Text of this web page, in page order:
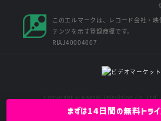
まずは14日間の無料ト
このエルマークは、レコード会社・
テンツを示す登録商標です。
RIAJ40004007
Copyright © Kansai Television Co. Ltd.